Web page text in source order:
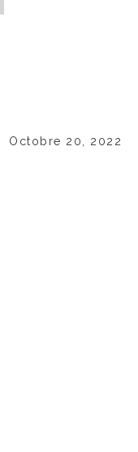
Octobre 20, 2022